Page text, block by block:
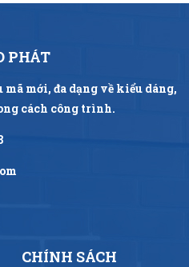
PHÁT
mới, đa dạng về kiểu dáng,
cách công trình.
CHÍNH SÁCH